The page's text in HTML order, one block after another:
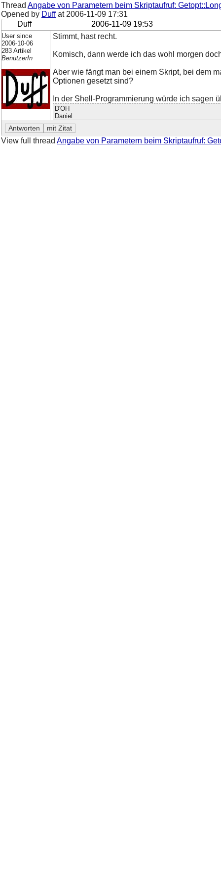
Thread Angabe von Parametern beim Skriptaufruf:
Opened by Duffat 2006-11-09 17:31
Duff
2006-11-09 19:53
User since
2006-10-06
283 Artikel
BenutzerIn
Stimmt, hast recht.
Komisch, dann werde ich das wohl morgen
Aber wie fängt man bei einem Skript, bei dem
Optionen gesetzt sind?
In der Shell-Programmierung würde ich sagen
D'OH
Daniel
View full thread Angabe von Parametern beim Skriptaufruf: